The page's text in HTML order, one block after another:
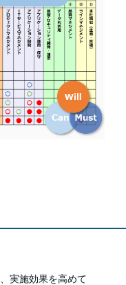
実施効果を高めて